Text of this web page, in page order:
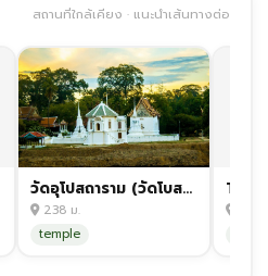
สถานที่ใกล้เคียง · แนะนำเส้นทางต่อ
วัดอุโปสถาราม (วัดโบสถ์)
238 ม.
temple